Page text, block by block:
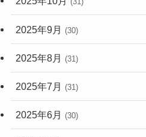
2025年9月 (30)
2025年8月 (31)
2025年7月 (31)
2025年6月 (30)